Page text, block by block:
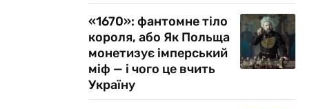
«1670»: фантомне тіло
короля, або Як Польща
монетизує імперський
міф — і чого це вчить
Україну